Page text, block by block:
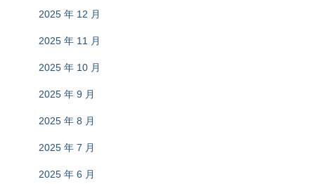
2025 年 12 月
2025 年 11 月
2025 年 10 月
2025 年 9 月
2025 年 8 月
2025 年 7 月
2025 年 6 月